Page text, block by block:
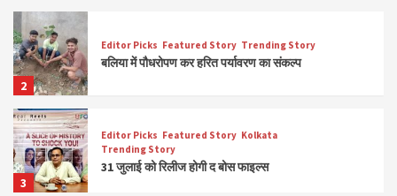
2
Editor Picks Featured Story Trending Story
बलिया में पौधरोपण कर हरित पर्यावरण का संकल्प
3
Editor Picks Featured Story Kolkata
Trending Story
31 जुलाई को रिलीज होगी द बोस फाइल्स